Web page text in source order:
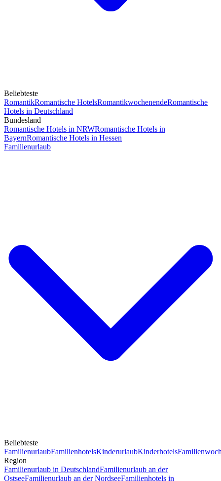
Beliebteste
RomantikRomantische HotelsRomantikwochenendeRomantische
Hotels in Deutschland
Bundesland
Romantische Hotels in NRWRomantische Hotels in
BayernRomantische Hotels in Hessen
Familienurlaub
Beliebteste
FamilienurlaubFamilienhotelsKinderurlaubKinderhotels
Region
Familienurlaub in DeutschlandFamilienurlaub an der
OstseeFamilienurlaub an der NordseeFamilienhotels in